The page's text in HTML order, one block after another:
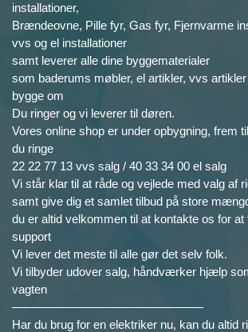
installationer,
Brændeovne, Pille fyr, Gas fyr, Fjernvarme
vvs og el installationer
samt leverer alle dine byggematerialer
som baderums møbler, el artikler, vvs
bygge om
Du ringer og vi leverer til døren.
Vores online shop er under opbygning, frem
du ringe
22 22 77 13 vvs salg / 40 33 34 00 el salg
Vi står klar til at råde og vejlede med valg af
samt give dig et samlet tilbud på store
du er altid velkommen til at kontakte os for
support
Vi lever det meste til alle gør det selv folk.
Vi tilbyder udover salg, håndværker hjælp
vagten
————————————————
Har du brug for en elektriker nu, kan du altid